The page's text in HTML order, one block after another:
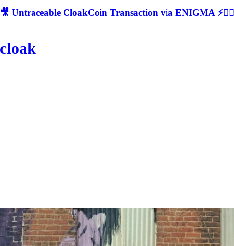
🎥 Untraceable CloakCoin Transaction via ENIGMA ⚡🕵‍♂
cloak